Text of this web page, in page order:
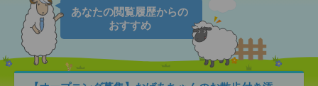
あなたの閲覧履歴からの
おすすめ